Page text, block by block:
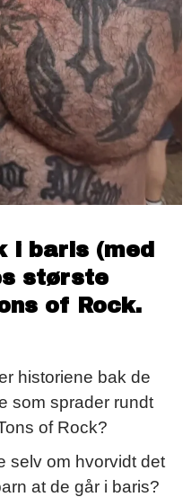
i baris (med
største
of Rock.
historiene bak de
som sprader rundt
of Rock?
selv om hvorvidt det
at de går i baris?